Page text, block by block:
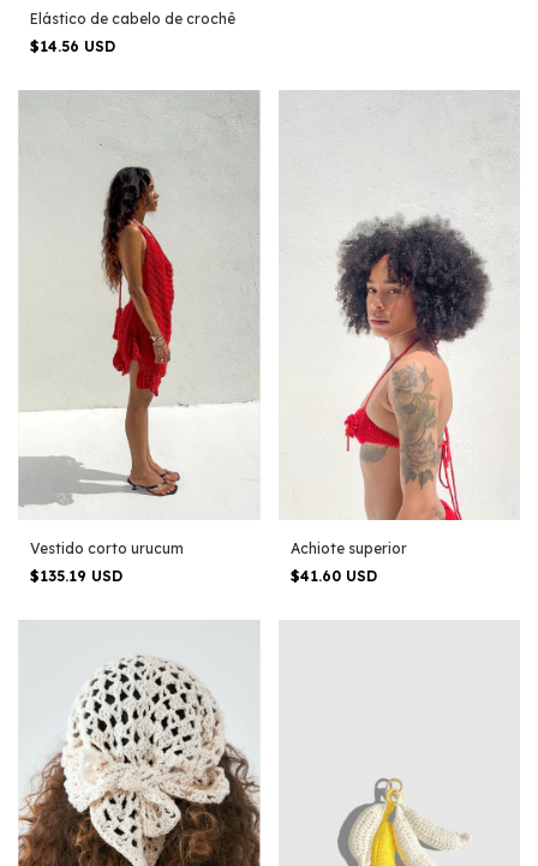
Elástico de cabelo de crochê
$14.56 USD
Vestido corto urucum
$135.19 USD
Achiote superior
$41.60 USD